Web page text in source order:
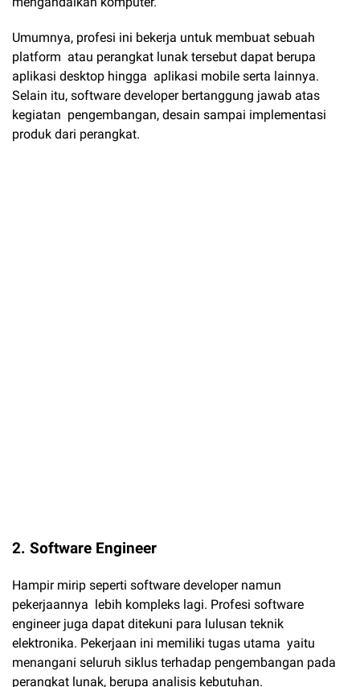
Umumnya, profesi ini bekerja untuk membuat sebuah
platform atau perangkat lunak tersebut dapat berupa
aplikasi desktop hingga aplikasi mobile serta lainnya.
Selain itu, software developer bertanggung jawab atas
kegiatan pengembangan, desain sampai implementasi
produk dari perangkat.
2. Software Engineer
Hampir mirip seperti software developer namun
pekerjaannya lebih kompleks lagi. Profesi software
engineer juga dapat ditekuni para lulusan teknik
elektronika. Pekerjaan ini memiliki tugas utama yaitu
menangani seluruh siklus terhadap pengembangan pada
perangkat lunak, berupa analisis kebutuhan.